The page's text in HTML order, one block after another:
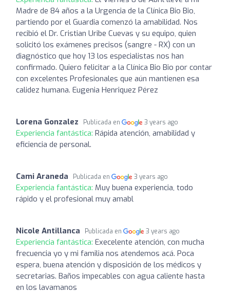
Madre de 84 años a la Urgencia de la Clínica Bio Bio,
partiendo por el Guardia comenzó la amabilidad. Nos
recibió el Dr. Cristian Uribe Cuevas y su equipo, quien
solicitó los exámenes precisos (sangre - RX) con un
diagnóstico que hoy 13 los especialistas nos han
confirmado. Quiero felicitar a la Clínica Bio Bio por contar
con excelentes Profesionales que aún mantienen esa
calidez humana. Eugenia Henriquez Pérez
Lorena Gonzalez Publicada en 3 years ago
Experiencia fantástica: Rápida atención, amabilidad y
eficiencia de personal.
Cami Araneda Publicada en 3 years ago
Experiencia fantástica: Muy buena experiencia, todo
rápido y el profesional muy amabl
Nicole Antillanca Publicada en 3 years ago
Experiencia fantástica: Execelente atención, con mucha
frecuencia yo y mi familia nos atendemos acá. Poca
espera, buena atención y disposición de los médicos y
secretarias. Baños impecables con agua caliente hasta
en los lavamanos